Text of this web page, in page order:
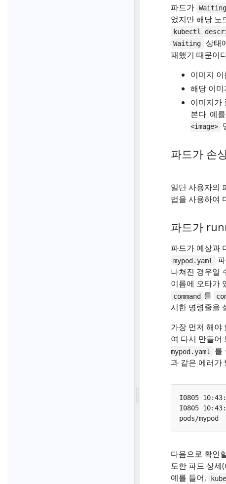
파드가 Waiting
었지만 해당 노
kubectl
Waiting
상태
패했기 때문이
이미지
해당 이
이미지가
본다. 예
<image>
파드가 손
일단 사용자의
법을 사용하여
파드가
파드가 예상과
mypod.yaml
나쳐진 경우일
이름에 오타가
command 를
시한 명령줄을
가장 먼저 해야
여 다시 만들어
mypod.yaml
를
과 같은 에러가
I0805
I0805
다음으로 확인
도한 파드 상세
예를 들어,